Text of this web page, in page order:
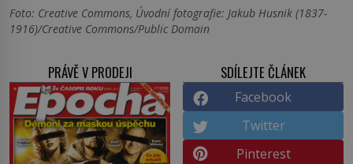
Foto: Creative Commons, Úvodní fotografie: Jakub Husnik (1837-
1916)/Creative Commons/Public Domain
PRÁVĚ V PRODEJI SDÍLEJTE ČLÁNEK
Facebook
Twitter
Pinterest